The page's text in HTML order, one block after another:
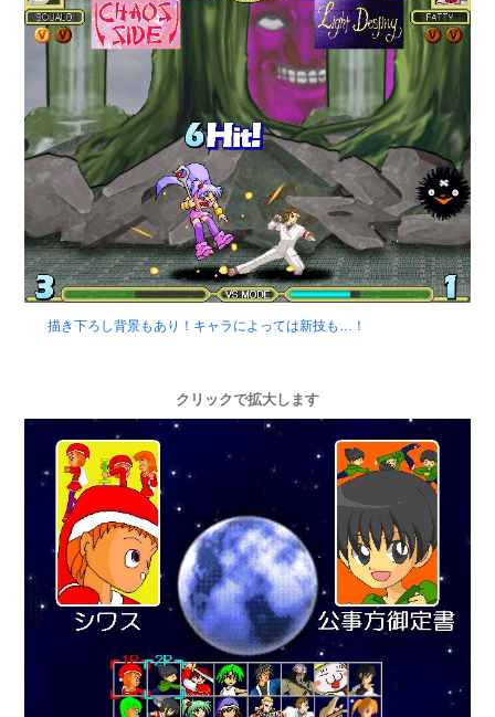
描き下ろし背景もあり！キャラによっては新技も…！
クリックで拡大します